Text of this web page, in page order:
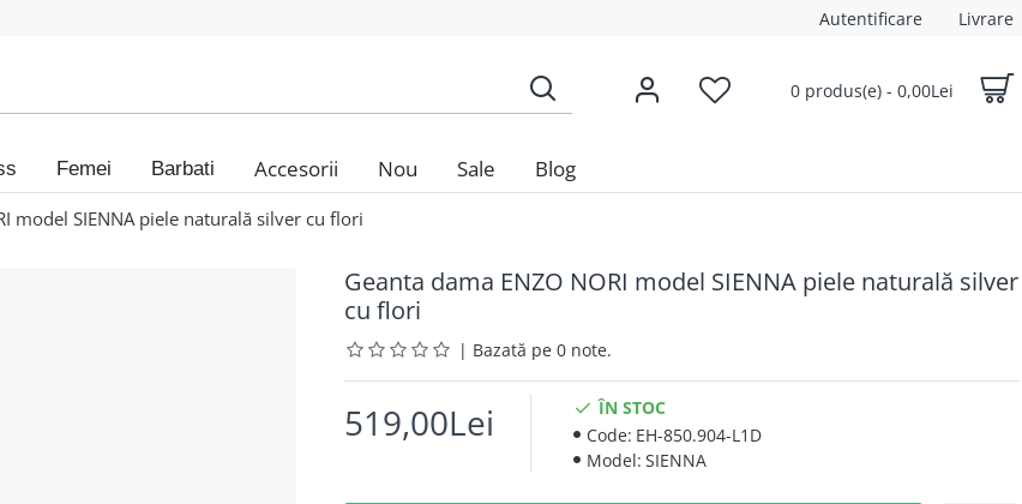
Autentificare Livrare
0 produs(e) - 0,00Lei
Femei Barbati Accesorii Nou Sale Blog
model SIENNA piele naturală silver cu flori
Geanta dama ENZO NORI model SIENNA piele naturală silver
cu flori
| Bazată pe 0 note.
519,00Lei
ÎN STOC
Code: EH-850.904-L1D
Model: SIENNA